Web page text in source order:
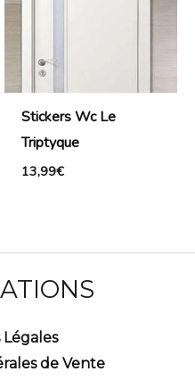
Stickers Wc Le
Triptyque
13,99€
de Vente